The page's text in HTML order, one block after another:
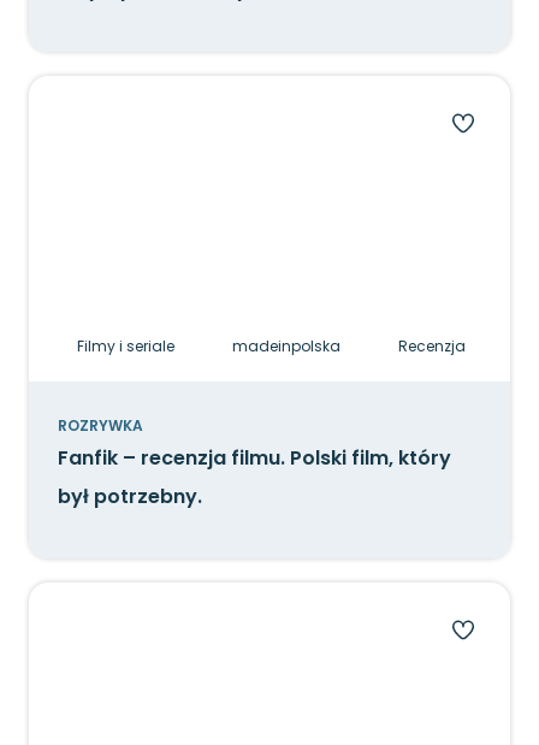
Filmy i seriale madeinpolska Recenzja
ROZRYWKA
Fanfik – recenzja filmu. Polski film, który
był potrzebny.